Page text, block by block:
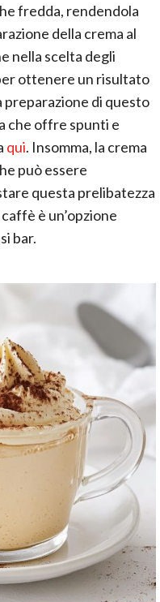
fredda, rendendola
della crema al
nella scelta degli
ottenere un risultato
di questo
che offre spunti e
qui. Insomma, la crema
può essere
questa prelibatezza
è un’opzione
bar.